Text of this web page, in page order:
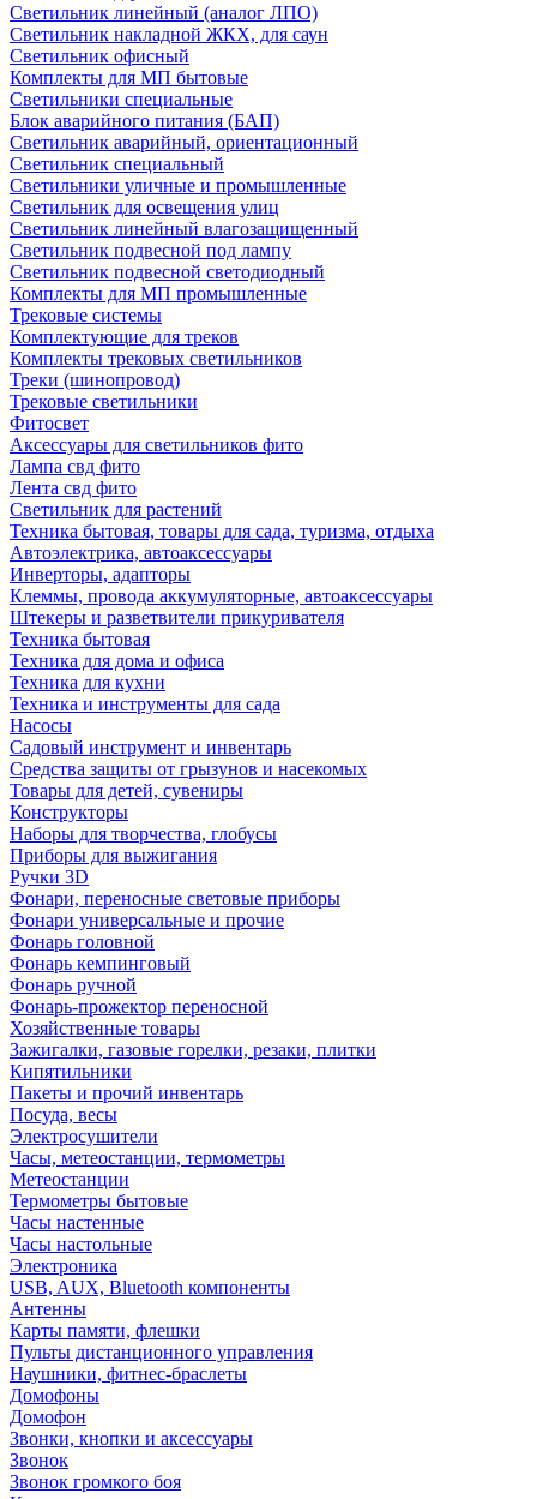
Светильник линейный (аналог ЛПО)
Светильник накладной ЖКХ, для саун
Светильник офисный
Комплекты для МП бытовые
Светильники специальные
Блок аварийного питания (БАП)
Светильник аварийный, ориентационный
Светильник специальный
Светильники уличные и промышленные
Светильник для освещения улиц
Светильник линейный влагозащищенный
Светильник подвесной под лампу
Светильник подвесной светодиодный
Комплекты для МП промышленные
Трековые системы
Комплектующие для треков
Комплекты трековых светильников
Треки (шинопровод)
Трековые светильники
Фитосвет
Аксессуары для светильников фито
Лампа свд фито
Лента свд фито
Светильник для растений
Техника бытовая, товары для сада, туризма, отдыха
Автоэлектрика, автоаксессуары
Инверторы, адапторы
Клеммы, провода аккумуляторные, автоаксессуары
Штекеры и разветвители прикуривателя
Техника бытовая
Техника для дома и офиса
Техника для кухни
Техника и инструменты для сада
Насосы
Садовый инструмент и инвентарь
Средства защиты от грызунов и насекомых
Товары для детей, сувениры
Конструкторы
Наборы для творчества, глобусы
Приборы для выжигания
Ручки 3D
Фонари, переносные световые приборы
Фонари универсальные и прочие
Фонарь головной
Фонарь кемпинговый
Фонарь ручной
Фонарь-прожектор переносной
Хозяйственные товары
Зажигалки, газовые горелки, резаки, плитки
Кипятильники
Пакеты и прочий инвентарь
Посуда, весы
Электросушители
Часы, метеостанции, термометры
Метеостанции
Термометры бытовые
Часы настенные
Часы настольные
Электроника
USB, AUX, Bluetooth компоненты
Антенны
Карты памяти, флешки
Пульты дистанционного управления
Наушники, фитнес-браслеты
Домофоны
Домофон
Звонки, кнопки и аксессуары
Звонок
Звонок громкого боя